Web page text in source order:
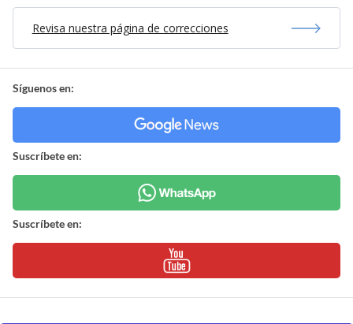
Revisa nuestra página de correcciones
Síguenos en:
Suscríbete en:
Suscríbete en: